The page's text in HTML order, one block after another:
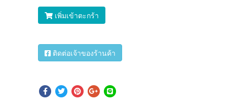
เพิ่มเข้าตะกร้า
ติดต่อเจ้าของร้านค้า